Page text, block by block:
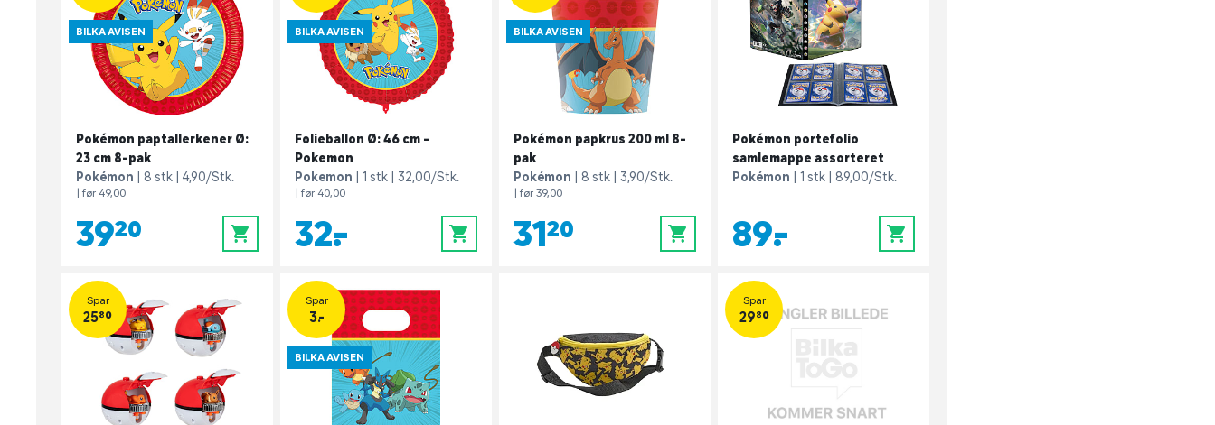
BILKA AVISEN
Pokémon paptallerkener Ø:
23 cm 8-pak
Pokémon
8 stk 4,90/Stk.
| før 49,00
39,20 0
BILKA AVISEN
Folieballon Ø: 46 cm -
Pokemon
Pokemon
1 stk 32,00/Stk.
| før 40,00
32,- 0
BILKA AVISEN
Pokémon papkrus 200 ml 8-
pak
Pokémon
8 stk 3,90/Stk.
| før 39,00
31,20 0
Pokémon portefolio
samlemappe assorteret
Pokémon
1 stk 89,00/Stk.
89,- 0
Spar
25,80
Spar
3.-
BILKA AVISEN
Spar
29,80